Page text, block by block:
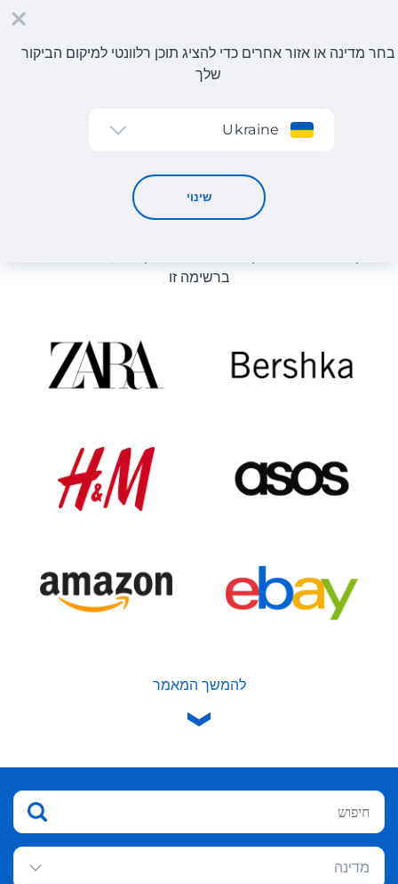
בחר מדינה או אזור אחרים כדי להציג תוכן רלוונטי למיקום הביקור
שלך
Ukraine
שינוי
עיצוב בית
קטלוג חנויות
ברשימה זו
להמשך המאמר
מדינה